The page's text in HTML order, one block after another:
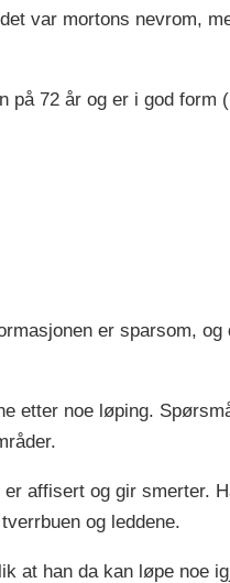
var mortons nevrom,
på 72 år og er i god form
er sparsom, og
etter noe løping.
affisert og gir smerter.
og leddene.
at han da kan løpe noe